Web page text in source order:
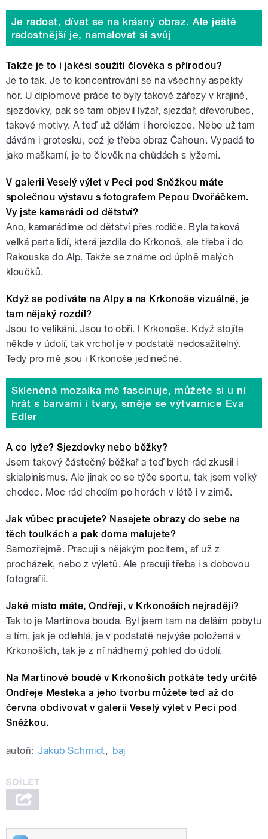
Je radost, dívat se na krásný obraz. Ale ještě
radostnější je, namalovat si svůj
Takže je to i jakési soužití člověka s přírodou?
Je to tak. Je to koncentrování se na všechny aspekty
hor. U diplomové práce to byly takové zářezy v krajině,
sjezdovky, pak se tam objevil lyžař, sjezdař, dřevorubec,
takové motivy. A teď už dělám i horolezce. Nebo už tam
dávám i grotesku, což je třeba obraz Čahoun. Vypadá to
jako maškarní, je to člověk na chůdách s lyžemi.
V galerii Veselý výlet v Peci pod Sněžkou máte
společnou výstavu s fotografem Pepou Dvořáčkem.
Vy jste kamarádi od dětství?
Ano, kamarádíme od dětství přes rodiče. Byla taková
velká parta lidí, která jezdila do Krkonoš, ale třeba i do
Rakouska do Alp. Takže se známe od úplně malých
kloučků.
Když se podíváte na Alpy a na Krkonoše vizuálně, je
tam nějaký rozdíl?
Jsou to velikáni. Jsou to obři. I Krkonoše. Když stojíte
někde v údolí, tak vrchol je v podstatě nedosažitelný.
Tedy pro mě jsou i Krkonoše jedinečné.
Skleněná mozaika mě fascinuje, můžete si u ní
hrát s barvami i tvary, směje se výtvarnice Eva
Edler
A co lyže? Sjezdovky nebo běžky?
Jsem takový částečný běžkař a teď bych rád zkusil i
skialpinismus. Ale jinak co se týče sportu, tak jsem velký
chodec. Moc rád chodím po horách v létě i v zimě.
Jak vůbec pracujete? Nasajete obrazy do sebe na
těch toulkách a pak doma malujete?
Samozřejmě. Pracuji s nějakým pocitem, ať už z
procházek, nebo z výletů. Ale pracuji třeba i s dobovou
fotografií.
Jaké místo máte, Ondřeji, v Krkonoších nejraději?
Tak to je Martinova bouda. Byl jsem tam na delším pobytu
a tím, jak je odlehlá, je v podstatě nejvýše položená v
Krkonoších, tak je z ní nádherný pohled do údolí.
Na Martinově boudě v Krkonoších potkáte tedy určitě
Ondřeje Mesteka a jeho tvorbu můžete teď až do
června obdivovat v galerii Veselý výlet v Peci pod
Sněžkou.
autoři: Jakub Schmidt, baj